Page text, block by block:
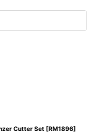
Cutter Set [RM1896]